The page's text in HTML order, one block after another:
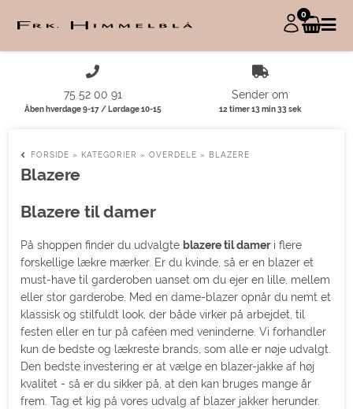
0
75 52 00 91
Åben hverdage 9-17 / Lørdage 10-15
Sender om
12 timer 13 min 32 sek
FORSIDE » KATEGORIER »OVERDELE » BLAZERE
Blazere
Blazere til damer
På shoppen finder du udvalgte blazere til dameri flere
forskellige lækre mærker. Er du kvinde, så er en blazer et
must-have til garderoben uanset om du ejer en lille, mellem
eller stor garderobe. Med en dame-blazer opnår du nemt et
klassisk og stilfuldt look, der både virker på arbejdet, til
festen eller en tur på caféen med veninderne. Vi forhandler
kun de bedste og lækreste brands, som alle er nøje udvalgt.
Den bedste investering er at vælge en blazer-jakke af høj
kvalitet - så er du sikker på, at den kan bruges mange år
frem. Tag et kig på vores udvalg af blazer jakker herunder.